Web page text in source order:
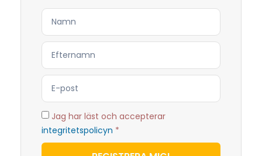
Jag har läst och accepterar
integritetspolicyn *